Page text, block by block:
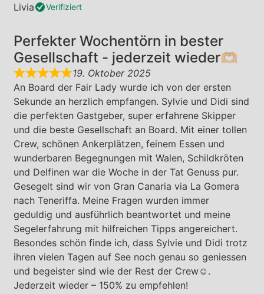
Livia
Verifiziert
Perfekter Wochentörn in bester
Gesellschaft - jederzeit wieder🫶🏼
19. Oktober 2025
An Board der Fair Lady wurde ich von der ersten
Sekunde an herzlich empfangen. Sylvie und Didi sind
die perfekten Gastgeber, super erfahrene Skipper
und die beste Gesellschaft an Board. Mit einer tollen
Crew, schönen Ankerplätzen, feinem Essen und
wunderbaren Begegnungen mit Walen, Schildkröten
und Delfinen war die Woche in der Tat Genuss pur.
Gesegelt sind wir von Gran Canaria via La Gomera
nach Teneriffa. Meine Fragen wurden immer
geduldig und ausführlich beantwortet und meine
Segelerfahrung mit hilfreichen Tipps angereichert.
Besondes schön finde ich, dass Sylvie und Didi trotz
ihren vielen Tagen auf See noch genau so geniessen
und begeister sind wie der Rest der Crew☺️.
Jederzeit wieder – 150% zu empfehlen!